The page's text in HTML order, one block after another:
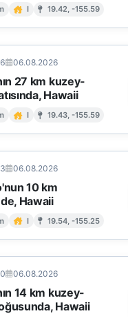
I 19.42, -155.59
06.08.2026
27 km kuzey-
Hawaii
I 19.43, -155.59
06.08.2026
10 km
Hawaii
I 19.54, -155.25
06.08.2026
14 km kuzey-
Hawaii